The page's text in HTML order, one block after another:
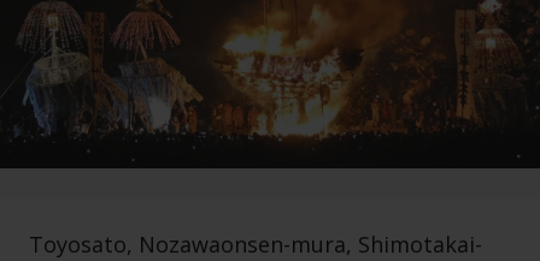
Toyosato, Nozawaonsen-mura, Shimotakai-